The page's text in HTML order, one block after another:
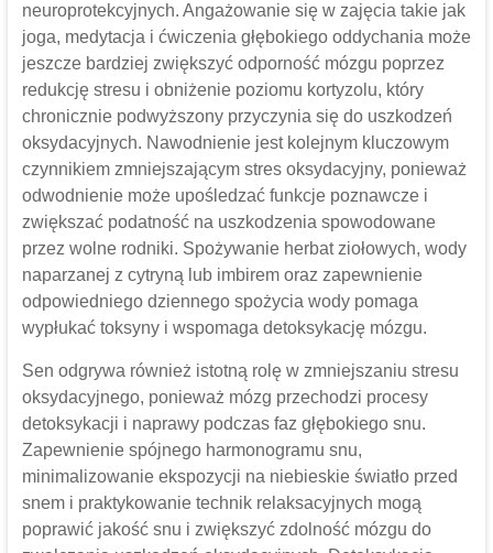
neuroprotekcyjnych. Angażowanie się w zajęcia takie jak
joga, medytacja i ćwiczenia głębokiego oddychania może
jeszcze bardziej zwiększyć odporność mózgu poprzez
redukcję stresu i obniżenie poziomu kortyzolu, który
chronicznie podwyższony przyczynia się do uszkodzeń
oksydacyjnych. Nawodnienie jest kolejnym kluczowym
czynnikiem zmniejszającym stres oksydacyjny, ponieważ
odwodnienie może upośledzać funkcje poznawcze i
zwiększać podatność na uszkodzenia spowodowane
przez wolne rodniki. Spożywanie herbat ziołowych, wody
naparzanej z cytryną lub imbirem oraz zapewnienie
odpowiedniego dziennego spożycia wody pomaga
wypłukać toksyny i wspomaga detoksykację mózgu.
Sen odgrywa również istotną rolę w zmniejszaniu stresu
oksydacyjnego, ponieważ mózg przechodzi procesy
detoksykacji i naprawy podczas faz głębokiego snu.
Zapewnienie spójnego harmonogramu snu,
minimalizowanie ekspozycji na niebieskie światło przed
snem i praktykowanie technik relaksacyjnych mogą
poprawić jakość snu i zwiększyć zdolność mózgu do